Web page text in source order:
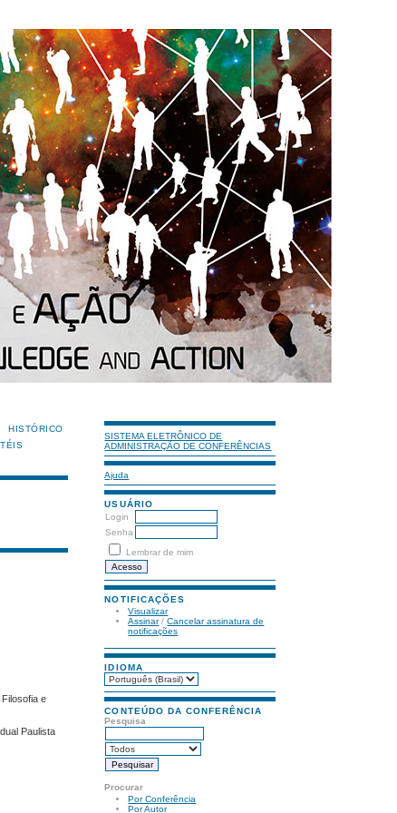
SISTEMA ELETRÔNICO DE
ADMINISTRAÇÃO DE CONFERÊNCIAS
Ajuda
USUÁRIO
Login
Senha
Lembrar de mim
NOTIFICAÇÕES
Visualizar
Assinar/Cancelar assinatura de
notificações
IDIOMA
CONTEÚDO DA CONFERÊNCIA
Pesquisa
Procurar
Por Conferência
Por Autor
HISTÓRICO
e
Paulista